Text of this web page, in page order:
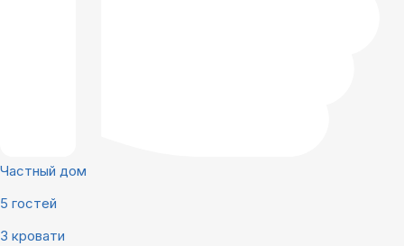
Частный дом
5 гостей
3 кровати